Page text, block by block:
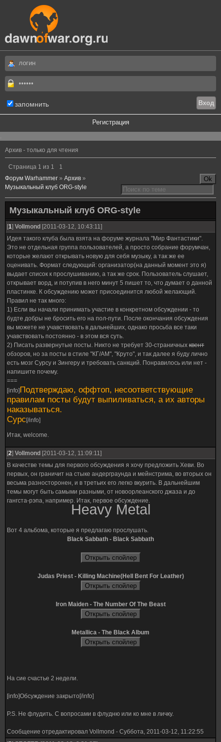
запомнить
Регистрация
.
Архив - только для чтения
Страница 1 из 1
1
Форум Warhammer » Архив »
Музыкальный клуб ORG-style
Музыкальный клуб ORG-style
[1] Vollmond [2011-03-12, 10:43:11]
Идея такого клуба была взята на форуме журнала "Мир Фантастики".
Это не отдельная группа пользователей, а просто собрание форумчан,
которые желают открывать новую для себя музыку, а так же ее
оценивать. Формат следующий: организатор(на данный момент это я)
выдает список к прослушиванию, а так же срок. Пользователь слушает,
открывает ворд, и потупив в него минут 5 пишет то, что думает о данной
пластинке. К обсуждению может присоединится любой желающий.
Правил не так много:
1) Если вы начали принимать участие в конкретном обсуждении - то
будте добры не бросить его на пол-пути. После окончания обсуждения
вы можете не учавствовать в дальнейших, однако просьба все таки
учавствовать постоянно - в этом вся суть.
2) Писать развернутые посты. Никто не требует 30-страничных квент
обзоров, но за посты в стиле "КГ/АМ", "Круто", и так далее я буду лично
есть мозг Сурсу и Зингеру и требовать санкций. Понравилось или нет -
напишите почему.
===
[info]Подтверждаю, оффтоп, несоответствующие
правилам посты будут выпиливаться, а их авторы
наказываться.
Сурс [/info]
Итак, welcome.
[2] Vollmond [2011-03-12, 11:09:11]
В качестве темы для первого обсуждения я хочу предложить Хеви. Во
первых, он граничит на стыке андерграунда и мейнстрима, во вторых он
весьма разносторонен, и в третьих его легко вкурить. В дальнейшим
темы могут быть самыми разными, от новоорлеанского джаза и до
гангста-рэпа, например. Итак, первое обсуждение.
Heavy Metal
Вот 4 альбома, которые я предлагаю прослушать.
Black Sabbath - Black Sabbath
Judas Priest - Killing Machine(Hell Bent For Leather)
Iron Maiden - The Number Of The Beast
Metallica - The Black Album
На сие счастье 2 недели.
[info]Обсуждение закрыто[/info]
P.S. Не флудить. С вопросами в флудню или ко мне в личку.
Сообщение отредактировал Vollmond - Суббота, 2011-03-12, 11:22:55